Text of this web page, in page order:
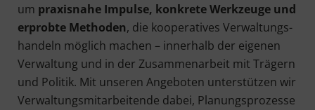
um pra­xis­na­he Impul­se, kon­kre­te Werk­zeu­ge und
erprob­te Metho­den, die koope­ra­ti­ves Ver­wal­tungs­
han­deln mög­lich machen – inner­halb der eige­nen
Ver­wal­tung und in der Zusam­men­ar­beit mit Trä­gern
und Poli­tik. Mit unse­ren Ange­bo­ten unter­stüt­zen wir
Ver­wal­tungs­mit­ar­bei­ten­de dabei, Pla­nungs­pro­zes­se